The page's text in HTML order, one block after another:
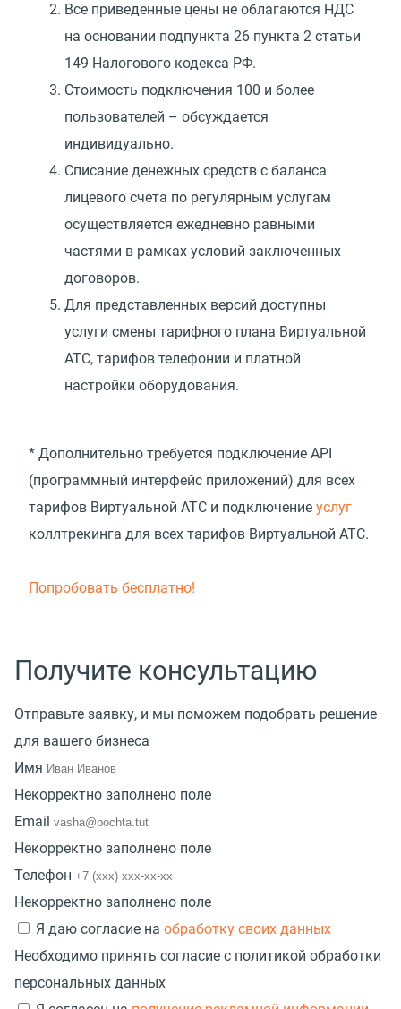
Все приведенные цены не облагаются НДС
на основании подпункта 26 пункта 2 статьи
149 Налогового кодекса РФ.
Стоимость подключения 100 и более
пользователей – обсуждается
индивидуально.
Списание денежных средств с баланса
лицевого счета по регулярным услугам
осуществляется ежедневно равными
частями в рамках условий заключенных
договоров.
Для представленных версий доступны
услуги смены тарифного плана Виртуальной
АТС, тарифов телефонии и платной
настройки оборудования.
* Дополнительно требуется подключение API
(программный интерфейс приложений) для всех
тарифов Виртуальной АТС и подключение услуг
коллтрекинга для всех тарифов Виртуальной АТС.
Попробовать бесплатно!
Получите консультацию
Отправьте заявку, и мы поможем подобрать решение
для вашего бизнеса
Имя
Некорректно заполнено поле
Email
Некорректно заполнено поле
Телефон
Некорректно заполнено поле
Я даю согласие на обработку своих данных
Необходимо принять согласие с политикой обработки
персональных данных